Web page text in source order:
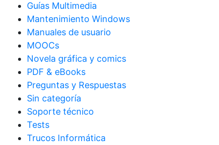
Guías Multimedia
Mantenimiento Windows
Manuales de usuario
MOOCs
Novela gráfica y comics
PDF & eBooks
Preguntas y Respuestas
Sin categoría
Soporte técnico
Tests
Trucos Informática